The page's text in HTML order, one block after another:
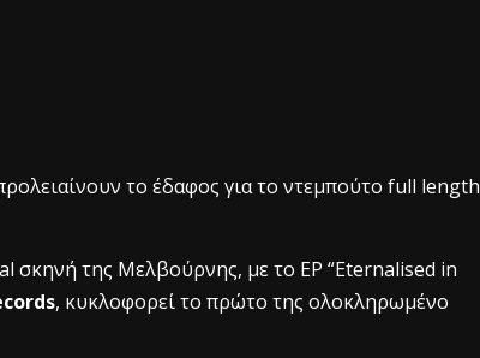
το έδαφος για το ντεμπούτο full length
σκηνή της Μελβούρνης, με το ΕΡ “Eternalised in
, κυκλοφορεί το πρώτο της ολοκληρωμένο